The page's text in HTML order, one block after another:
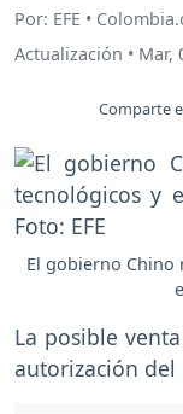
Por: EFE •
Actualización • Mar,
Comparte
El gobierno
La posible
autorización del